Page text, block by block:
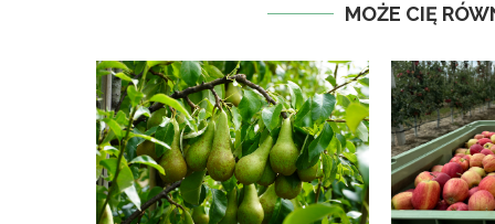
MOŻE CIĘ